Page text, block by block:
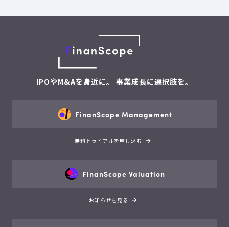
IPOやM&Aを身近に。 事業成長に選択肢を。
FinanScope Management
無料トライアルを申し込む
FinanScope Valuation
お知らせを見る